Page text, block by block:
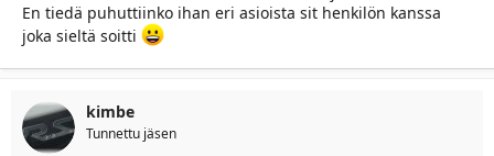
En tiedä puhuttiinko ihan eri asioista sit henkilön kanssa
joka sieltä soitti
kimbe
Tunnettu jäsen